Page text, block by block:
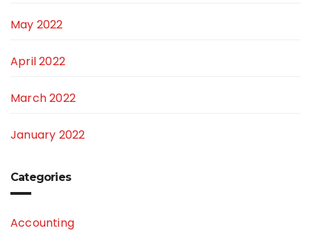
May 2022
April 2022
March 2022
January 2022
Categories
Accounting